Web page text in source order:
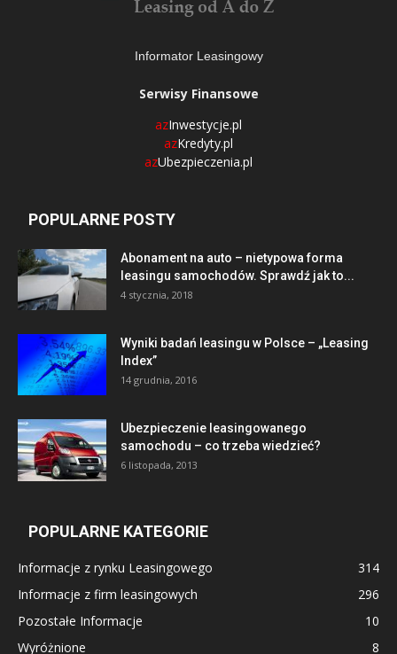
Informator Leasingowy
Serwisy Finansowe
azInwestycje.pl
azKredyty.pl
azUbezpieczenia.pl
POPULARNE POSTY
Abonament na auto – nietypowa forma
leasingu samochodów. Sprawdź jak to...
4 stycznia, 2018
Wyniki badań leasingu w Polsce – „Leasing
Index”
14 grudnia, 2016
Ubezpieczenie leasingowanego
samochodu – co trzeba wiedzieć?
6 listopada, 2013
POPULARNE KATEGORIE
Informacje z rynku Leasingowego
314
Informacje z firm leasingowych
296
Pozostałe Informacje
10
Wyróżnione
8